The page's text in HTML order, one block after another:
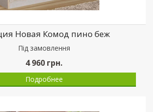
Новая Комод пино беж
Пiд замовлення
4 960 грн.
Подробнее